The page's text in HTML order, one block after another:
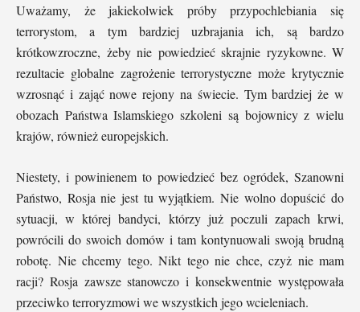
Uważamy, że jakiekolwiek próby przypochlebiania się
terrorystom, a tym bardziej uzbrajania ich, są bardzo
krótkowzroczne, żeby nie powiedzieć skrajnie ryzykowne. W
rezultacie globalne zagrożenie terrorystyczne może krytycznie
wzrosnąć i zająć nowe rejony na świecie. Tym bardziej że w
obozach Państwa Islamskiego szkoleni są bojownicy z wielu
krajów, również europejskich.
Niestety, i powinienem to powiedzieć bez ogródek, Szanowni
Państwo, Rosja nie jest tu wyjątkiem. Nie wolno dopuścić do
sytuacji, w której bandyci, którzy już poczuli zapach krwi,
powrócili do swoich domów i tam kontynuowali swoją brudną
robotę. Nie chcemy tego. Nikt tego nie chce, czyż nie mam
racji? Rosja zawsze stanowczo i konsekwentnie występowała
przeciwko terroryzmowi we wszystkich jego wcieleniach.